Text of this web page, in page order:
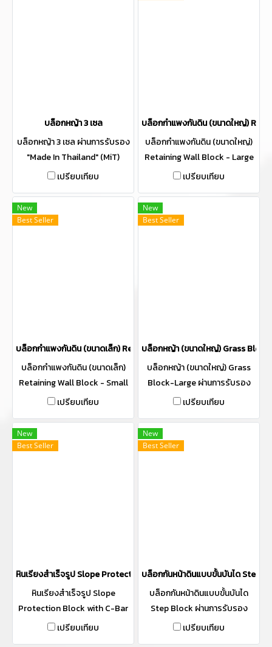
บล็อกหญ้า 3 เซล
บล็อกหญ้า 3 เซล ผ่านการรับรอง
"Made In Thailand" (MiT)
เปรียบเทียบ
บล็อกกำแพงกันดิน (ขนาดใหญ่)
บล็อกกำแพงกันดิน (ขนาดใหญ่)
Retaining Wall Block - Large
with C-Bar Technology ผ่าน
(MiT) กำแพงสต๊อกพืชผล
การเกษตร กำแพงกันสต็อก
เปรียบเทียบ
New
Best Seller
บล็อกกำแพงกันดิน (ขนาดเล็ก) Retaining Wall Block - Small
บล็อกกำแพงกันดิน (ขนาดเล็ก)
Retaining Wall Block - Small
ผ่านการรับรอง "Made In
เปรียบเทียบ
New
Best Seller
บล็อกหญ้า (ขนาดใหญ่) Grass
บล็อกหญ้า (ขนาดใหญ่) Grass
Block-Large ผ่านการรับรอง
"Made In Thailand" (MiT)
เปรียบเทียบ
New
Best Seller
หินเรียงสำเร็จรูป Slope Protection Block (บล็อกกันหน้าดิน)/แมทเทร
หินเรียงสำเร็จรูป Slope
Protection Block with C-Bar
Technology ผ่านการรับรอง
เปรียบเทียบ
New
Best Seller
บล็อกกันหน้าดินแบบขั้นบันได Step
บล็อกกันหน้าดินแบบขั้นบันได
Step Block ผ่านการรับรอง
"Made In Thailand" (MiT)
เปรียบเทียบ